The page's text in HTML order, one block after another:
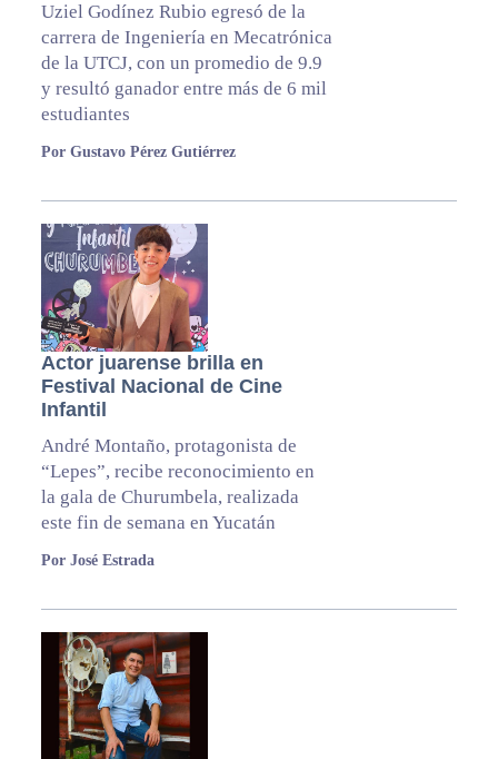
Uziel Godínez Rubio egresó de la
carrera de Ingeniería en Mecatrónica
de la UTCJ, con un promedio de 9.9
y resultó ganador entre más de 6 mil
estudiantes
Por Gustavo Pérez Gutiérrez
Actor juarense brilla en
Festival Nacional de Cine
Infantil
André Montaño, protagonista de
“Lepes”, recibe reconocimiento en
la gala de Churumbela, realizada
este fin de semana en Yucatán
Por José Estrada